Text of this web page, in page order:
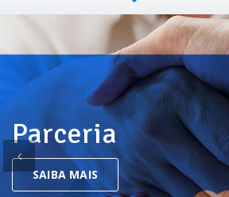
Parceria
SAIBA MAIS
Previous